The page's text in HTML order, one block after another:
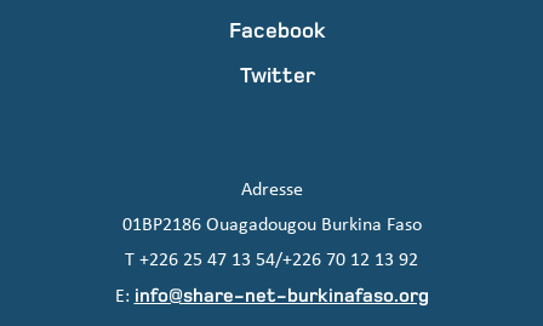
Facebook
Twitter
Adresse
01BP2186 Ouagadougou Burkina Faso
T +226 25 47 13 54/+226 70 12 13 92
E: info@share-net-burkinafaso.org